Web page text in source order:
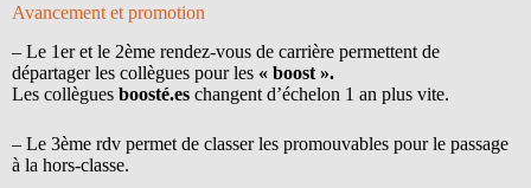
Avancement et promotion
– Le 1er et le 2ème rendez-vous de carrière permettent de
départager les collègues pour les « boost ».
Les collègues boosté.es changent d’échelon 1 an plus vite.
– Le 3ème rdv permet de classer les promouvables pour le passage
à la hors-classe.